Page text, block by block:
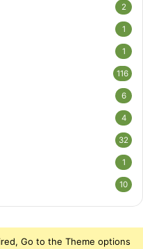
2
1
1
116
6
4
32
1
10
Go to the Theme options